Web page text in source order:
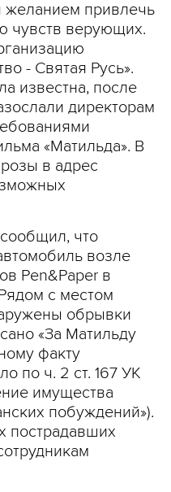
желанием привлечь
чувств верующих.
- Святая Русь».
известна, после
директорам
«Матильда». В
в адрес
что
возле
Pen&Paper в
с местом
обрывки
«За Матильду
факту
по ч. 2 ст. 167 УК
имущества
побуждений»).
пострадавших